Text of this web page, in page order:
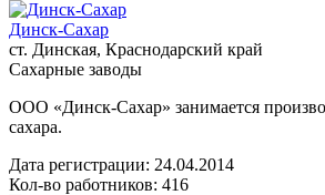
Динск-Сахар
ст. Динская, Краснодарский край
Сахарные заводы
ООО «Динск-Сахар» занимается
сахара.
Дата регистрации: 24.04.2014
Кол-во работников: 416